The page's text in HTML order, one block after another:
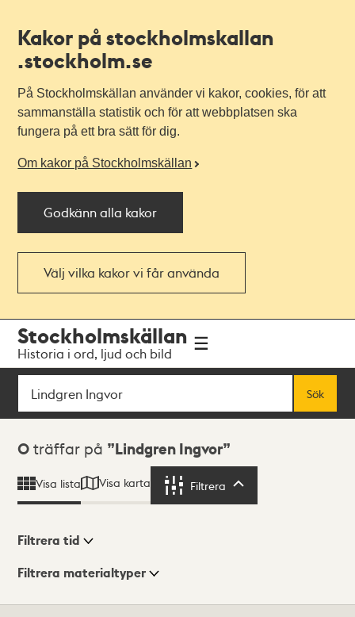
Kakor på stockholmskallan
.stockholm.se
På Stockholmskällan använder vi kakor, cookies, för att
sammanställa statistik och för att webbplatsen ska
fungera på ett bra sätt för dig.
Om kakor på Stockholmskällan
Godkänn alla kakor
Välj vilka kakor vi får använda
navigationen
huvudinnehållet
Stockholmskällan
Historia i ord, ljud och bild
Sök
Sök
Sökresultat
0 träffar på Lindgren Ingvor
Visa lista Visa karta Filtrera
Visningsläge
Filtrera tid
Filtrera materialtyper